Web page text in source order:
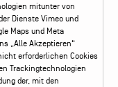
mitunter von
Dienste Vimeo und
Maps und Meta
„Alle Akzeptieren“
erforderlichen Cookies
Trackingtechnologien
der, mit den